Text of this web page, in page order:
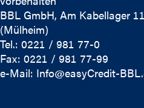
BBL GmbH, Am Kabellager
(Mülheim)
Tel.: 0221 / 981 77-0
Fax: 0221 / 981 77-99
e-Mail: Info@easyCredit-